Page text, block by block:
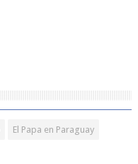
El Papa en Paraguay